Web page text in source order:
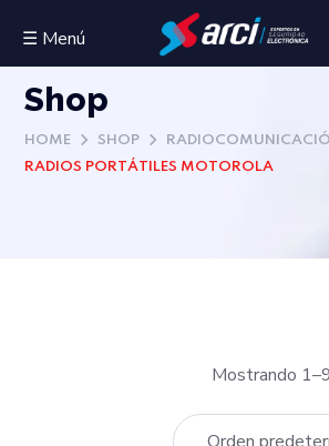
☰ Menú
Shop
HOME SHOP
RADIOS PORTÁTILES MOTOROLA
Mostrando